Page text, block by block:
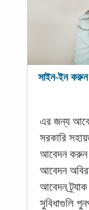
সাইন-ইন করুন
এর জন্য
সরকারি
আবেদন করুন
আবেদন
আবেদন
সুবিধাগুলি